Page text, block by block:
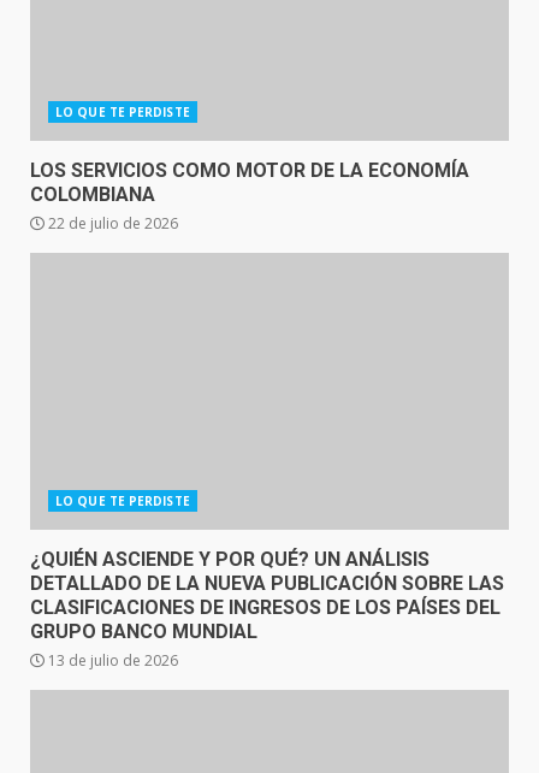
LO QUE TE PERDISTE
LOS SERVICIOS COMO MOTOR DE LA ECONOMÍA
COLOMBIANA
22 de julio de 2026
LO QUE TE PERDISTE
¿QUIÉN ASCIENDE Y POR QUÉ? UN ANÁLISIS
DETALLADO DE LA NUEVA PUBLICACIÓN SOBRE LAS
CLASIFICACIONES DE INGRESOS DE LOS PAÍSES DEL
GRUPO BANCO MUNDIAL
13 de julio de 2026